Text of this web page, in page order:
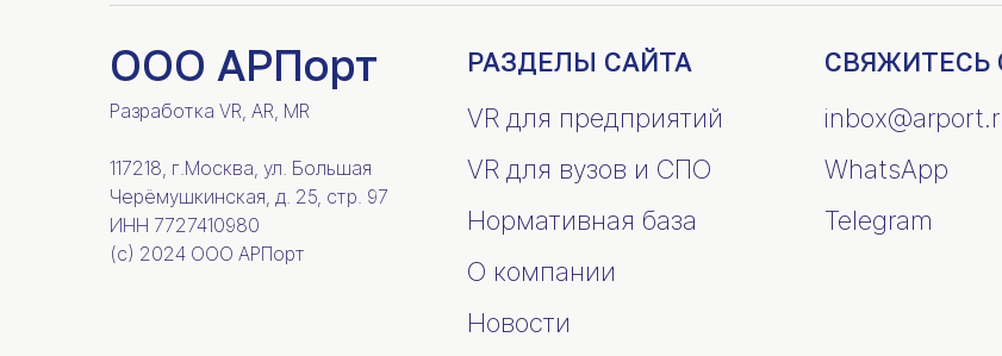
ООО АРПорт
Разработка VR, AR, MR
117218, г.Москва, ул. Большая
Черёмушкинская, д. 25, стр. 97
ИНН 7727410980
(c) 2024 ООО АРПорт
РАЗДЕЛЫ САЙТА
VR для предприятий
VR для вузов и СПО
Нормативная база
О компании
Новости
СВЯЖИТЕСЬ
WhatsApp
Telegram